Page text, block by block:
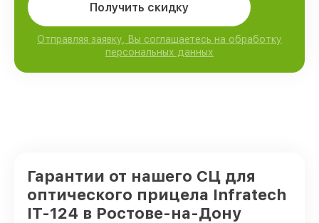
Получить скидку
Отправляя заявку, Вы соглашаетесь на обработку
персональных данных
Гарантии от нашего СЦ для
оптического прицела Infratech
IT-124 в Ростове-на-Дону